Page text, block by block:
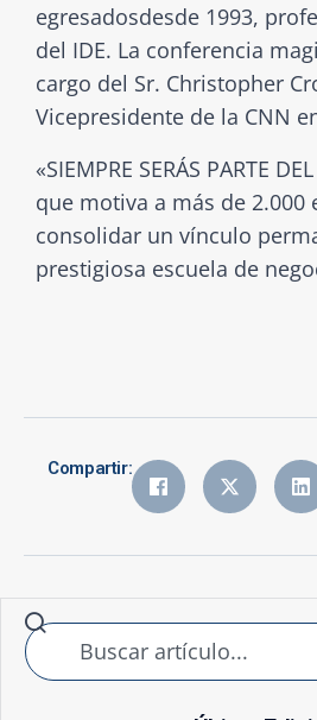
egresadosdesde 1993,
del IDE. La conferencia
cargo del Sr. Christopher
Vicepresidente de la CNN
«SIEMPRE SERÁS PARTE
que motiva a más de 2.000
consolidar un vínculo
prestigiosa escuela de
Compartir: